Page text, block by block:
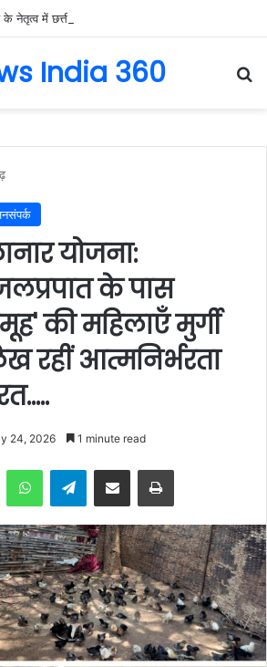
India 360
योजना:
के पास
की महिलाएँ मुर्गी
रहीं आत्मनिर्भरता
24, 2026 1 minute read
WhatsAppTelegramShare via Email Print